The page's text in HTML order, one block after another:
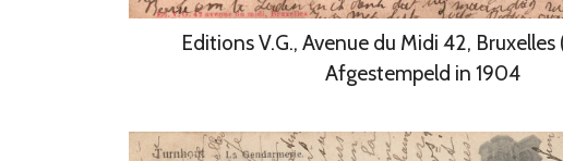
Editions V.G., Avenue du Midi 42,
Afgestempeld in 1904